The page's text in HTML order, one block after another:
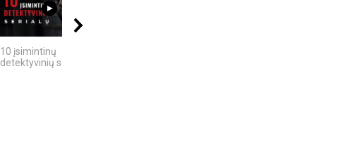
12:25
10 įsimintinų
detektyvinių serialų